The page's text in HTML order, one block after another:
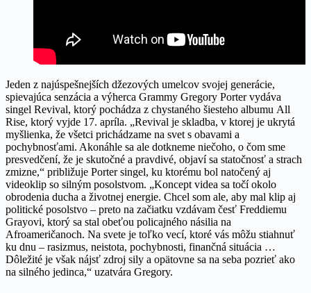
Jeden z najúspešnejších džezových umelcov svojej generácie,
spievajúca senzácia a výherca Grammy Gregory Porter vydáva
singel Revival, ktorý pochádza z chystaného šiesteho albumu All
Rise, ktorý vyjde 17. apríla. „Revival je skladba, v ktorej je ukrytá
myšlienka, že všetci prichádzame na svet s obavami a
pochybnosťami. Akonáhle sa ale dotkneme niečoho, o čom sme
presvedčení, že je skutočné a pravdivé, objaví sa statočnosť a strach
zmizne,“ približuje Porter singel, ku ktorému bol natočený aj
videoklip so silným posolstvom. „Koncept videa sa točí okolo
obrodenia ducha a životnej energie. Chcel som ale, aby mal klip aj
politické posolstvo – preto na začiatku vzdávam česť Freddiemu
Grayovi, ktorý sa stal obeťou policajného násilia na
Afroameričanoch. Na svete je toľko vecí, ktoré vás môžu stiahnuť
ku dnu – rasizmus, neistota, pochybnosti, finančná situácia …
Dôležité je však nájsť zdroj sily a opätovne sa na seba pozrieť ako
na silného jedinca,“ uzatvára Gregory.